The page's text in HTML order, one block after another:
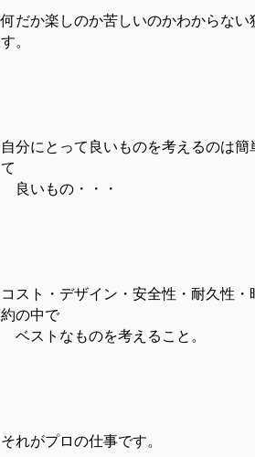
何だか楽しのか苦しいのかわからな
す。
自分にとって良いものを考えるのは
て
良いもの・・・
コスト・デザイン・安全性・耐久性
約の中で
ベストなものを考えること。
それがプロの仕事です。